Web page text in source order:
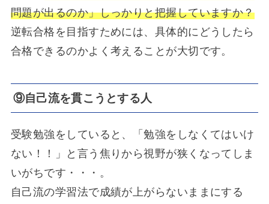
問題が出るのか」しっかりと把握していますか？
逆転合格を目指すためには、具体的にどうしたら
合格できるのかよく考えることが大切です。
⑨自己流を貫こうとする人
受験勉強をしていると、「勉強をしなくてはいけ
ない！！」と言う焦りから視野が狭くなってしま
いがちです・・・。
自己流の学習法で成績が上がらないままにする